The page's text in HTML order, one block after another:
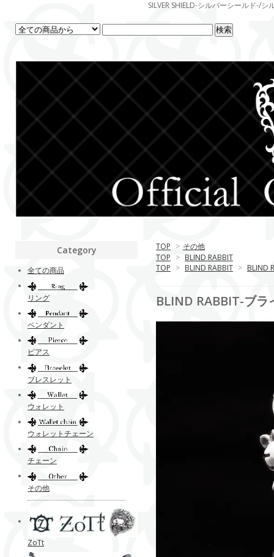
SILVER SHIELD-シルバーシールド-/
TOP > その他
TOP > BLIND RABBIT
TOP > BLIND RABBIT > BLIND
BLIND RABBIT-ブ
Category
全ての商品
リング
ペンダント
ピアス
ブレスレット
ウォレット
ウォレットチェーン
チェーン
その他
ZoTt